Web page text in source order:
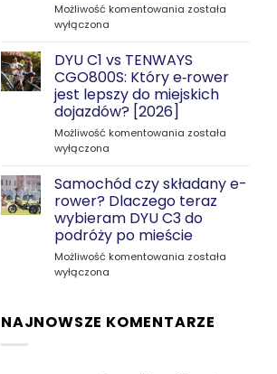
Możliwość komentowania Koniec
parkowaniem
—
dzięki
składanemu
C2
została
wyłączona
DYU C1 vs TENWAYS
CGO800S: Który e‑rower
jest lepszy do miejskich
dojazdów? [2026]
Możliwość komentowania DYU
TENWAYS
CGO800S:
Który
e‑rower
jest
lepszy
[2026]
została
wyłączona
Samochód czy składany e-
rower? Dlaczego teraz
wybieram DYU C3 do
podróży po mieście
Możliwość komentowania Samochód
rower?
została
wyłączona
NAJNOWSZE KOMENTARZE